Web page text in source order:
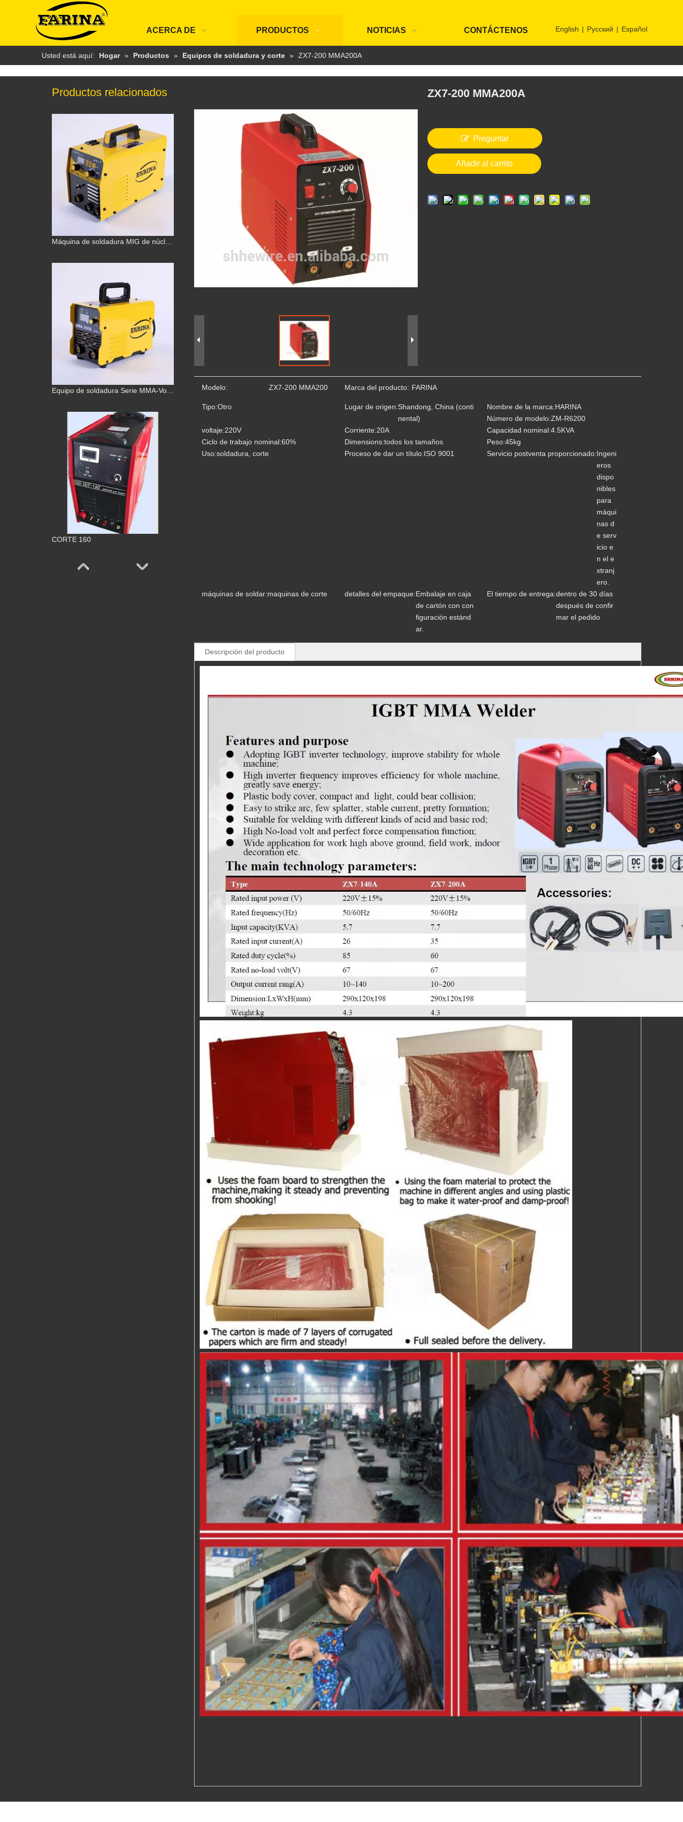
ACERCA DE PRODUCTOS NOTICIAS CONTÁCTENOS English | Pусский | Español
Usted está aquí: Hogar » Productos » Equipos de soldadura y corte » ZX7-200 MMA200A
Productos relacionadosMáquina de soldadura MIG de núcleo de flujo dingital MIG 255/275B/285B/295B
CORTE 160
MIG200 MIG350 MIG400 MIG 500
ZX7-200 MMA200A
Preguntar
Añadir al carrito
Modelo: ZX7-200 MMA200 Marca del producto: FARINA
Tipo:Otro Lugar de origen:Shandong, China (conti
nental)
Nombre de la marca:HARINA
Número de modelo:ZM-R6200
voltaje:220V Corriente:20A Capacidad nominal:4.5KVA
Ciclo de trabajo nominal:60% Dimensions:todos los tamaños Peso:45kg
Uso:soldadura, corte Proceso de dar un título:ISO 9001 Servicio postventa proporcionado:Ingeni
eros
dispo
nibles
para
máqui
nas d
e serv
icio e
n el e
xtranj
ero.
máquinas de soldar:maquinas de corte detalles del empaque:Embalaje en caja
de cartón con con
figuración estánd
ar.
El tiempo de entrega:dentro de 30 días
después de confir
mar el pedido
Descripción del producto